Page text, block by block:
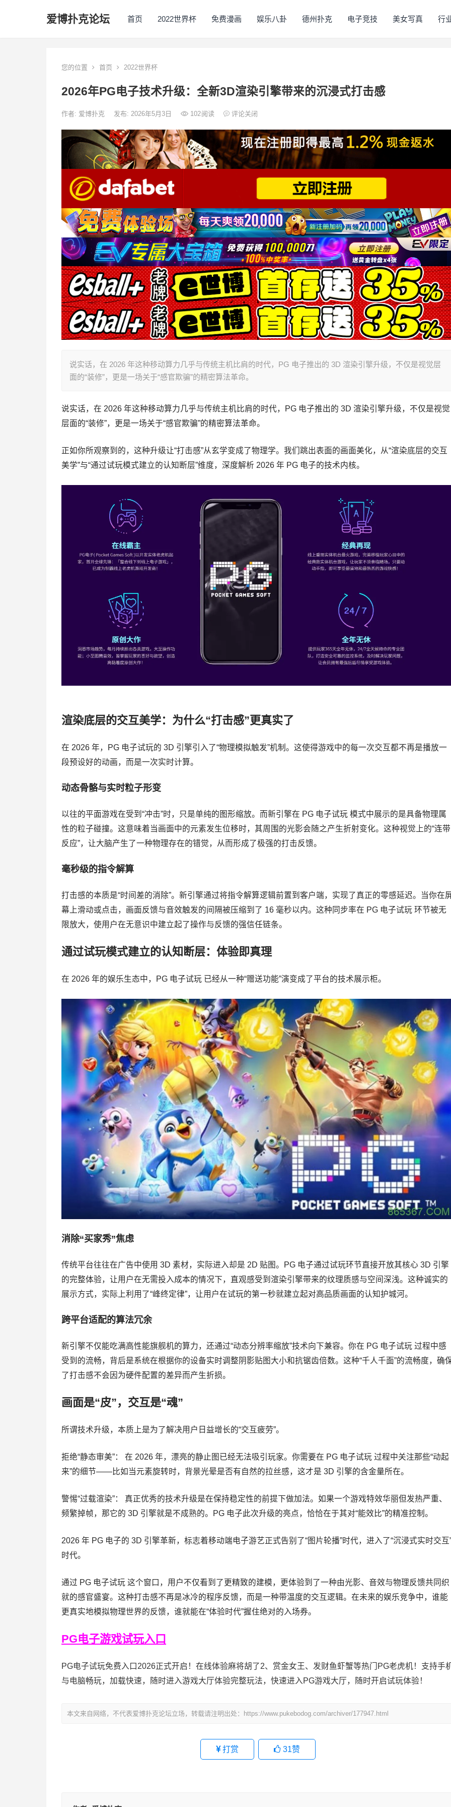
爱博扑克论坛 首页 2022世界杯 免费漫画 娱乐八卦 德州扑克 电子竞技 美女写真 行
您的位置 首页 2022世界杯
2026年PG电子技术升级：全新3D渲染引擎带来的沉浸式打击感
作者: 爱博扑克 发布: 2026年5月3日 102阅读 评论关闭
说实话，在 2026 年这种移动算力几乎与传统主机比肩的时代，PG 电子推出的 3D 渲染引擎升级，不仅是视觉层
面的“装修”，更是一场关于“感官欺骗”的精密算法革命。
说实话，在 2026 年这种移动算力几乎与传统主机比肩的时代，PG 电子推出的 3D 渲染引擎升级，不仅是视觉
层面的“装修”，更是一场关于“感官欺骗”的精密算法革命。
正如你所观察到的，这种升级让“打击感”从玄学变成了物理学。我们跳出表面的画面美化，从“渲染底层的交互
美学”与“通过试玩模式建立的认知断层”维度，深度解析 2026 年 PG 电子的技术内核。
渲染底层的交互美学：为什么“打击感”更真实了
在 2026 年，PG 电子试玩的 3D 引擎引入了“物理模拟触发”机制。这使得游戏中的每一次交互都不再是播放一
段预设好的动画，而是一次实时计算。
动态骨骼与实时粒子形变
以往的平面游戏在受到“冲击”时，只是单纯的图形缩放。而新引擎在 PG 电子试玩 模式中展示的是具备物理属
性的粒子碰撞。这意味着当画面中的元素发生位移时，其周围的光影会随之产生折射变化。这种视觉上的“连带
反应”，让大脑产生了一种物理存在的错觉，从而形成了极强的打击反馈。
毫秒级的指令解算
打击感的本质是“时间差的消除”。新引擎通过将指令解算逻辑前置到客户端，实现了真正的零感延迟。当你在
幕上滑动或点击，画面反馈与音效触发的间隔被压缩到了 16 毫秒以内。这种同步率在 PG 电子试玩 环节被无
限放大，使用户在无意识中建立起了操作与反馈的强信任链条。
通过试玩模式建立的认知断层：体验即真理
在 2026 年的娱乐生态中，PG 电子试玩 已经从一种“赠送功能”演变成了平台的技术展示柜。
消除“买家秀”焦虑
传统平台往往在广告中使用 3D 素材，实际进入却是 2D 贴图。PG 电子通过试玩环节直接开放其核心 3D 引擎
的完整体验，让用户在无需投入成本的情况下，直观感受到渲染引擎带来的纹理质感与空间深浅。这种诚实的
展示方式，实际上利用了“峰终定律”，让用户在试玩的第一秒就建立起对高品质画面的认知护城河。
跨平台适配的算法冗余
新引擎不仅能吃满高性能旗舰机的算力，还通过“动态分辨率缩放”技术向下兼容。你在 PG 电子试玩 过程中感
受到的流畅，背后是系统在根据你的设备实时调整阴影贴图大小和抗锯齿倍数。这种“千人千面”的流畅度，确
了打击感不会因为硬件配置的差异而产生折损。
画面是“皮”，交互是“魂”
所谓技术升级，本质上是为了解决用户日益增长的“交互疲劳”。
拒绝“静态审美”： 在 2026 年，漂亮的静止图已经无法吸引玩家。你需要在 PG 电子试玩 过程中关注那些“动起
来”的细节——比如当元素旋转时，背景光晕是否有自然的拉丝感，这才是 3D 引擎的含金量所在。
警惕“过载渲染”： 真正优秀的技术升级是在保持稳定性的前提下做加法。如果一个游戏特效华丽但发热严重、
频繁掉帧，那它的 3D 引擎就是不成熟的。PG 电子此次升级的亮点，恰恰在于其对“能效比”的精准控制。
2026 年 PG 电子的 3D 引擎革新，标志着移动端电子游艺正式告别了“图片轮播”时代，进入了“沉浸式实时交互
时代。
通过 PG 电子试玩 这个窗口，用户不仅看到了更精致的建模，更体验到了一种由光影、音效与物理反馈共同织
就的感官盛宴。这种打击感不再是冰冷的程序反馈，而是一种带温度的交互逻辑。在未来的娱乐竞争中，谁能
更真实地模拟物理世界的反馈，谁就能在“体验时代”握住绝对的入场券。
PG电子游戏试玩入口
PG电子试玩免费入口2026正式开启！在线体验麻将胡了2、赏金女王、发财鱼虾蟹等热门PG老虎机！支持手
与电脑畅玩，加载快速，随时进入游戏大厅体验完整玩法，快速进入PG游戏大厅，随时开启试玩体验！
本文来自网络，不代表爱博扑克论坛立场，转载请注明出处：https://www.pukebodog.com/archiver/177947.html
打赏 31赞